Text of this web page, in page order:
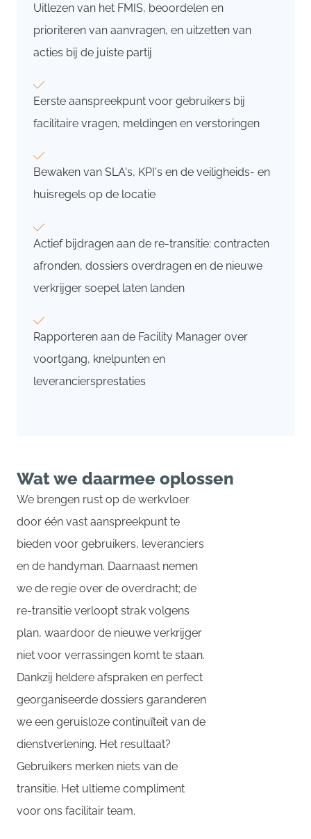
Uitlezen van het FMIS, beoordelen en
prioriteren van aanvragen, en uitzetten van
acties bij de juiste partij
Eerste aanspreekpunt voor gebruikers bij
facilitaire vragen, meldingen en verstoringen
Bewaken van SLA's, KPI's en de veiligheids- en
huisregels op de locatie
Actief bijdragen aan de re-transitie: contracten
afronden, dossiers overdragen en de nieuwe
verkrijger soepel laten landen
Rapporteren aan de Facility Manager over
voortgang, knelpunten en
leveranciersprestaties
Wat we daarmee oplossen
We brengen rust op de werkvloer
door één vast aanspreekpunt te
bieden voor gebruikers, leveranciers
en de handyman. Daarnaast nemen
we de regie over de overdracht; de
re-transitie verloopt strak volgens
plan, waardoor de nieuwe verkrijger
niet voor verrassingen komt te staan.
Dankzij heldere afspraken en perfect
georganiseerde dossiers garanderen
we een geruisloze continuïteit van de
dienstverlening. Het resultaat?
Gebruikers merken niets van de
transitie. Het ultieme compliment
voor ons facilitair team.